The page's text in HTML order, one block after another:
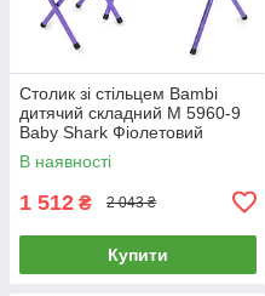
Столик зі стільцем Bambi
дитячий складний M 5960-9
Baby Shark Фіолетовий
В наявності
1 512 ₴ 2 043 ₴
Купити